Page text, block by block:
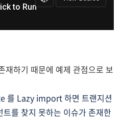
재하기 때문에 예제 관점으로 보
를 Lazy import 하면 트랜지션
트를 찾지 못하는 이슈가 존재한